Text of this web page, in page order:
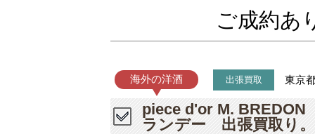
ご成約あ
海外の洋酒 出張買取 東京
piece d'or M.
ランデー 出張買取り。